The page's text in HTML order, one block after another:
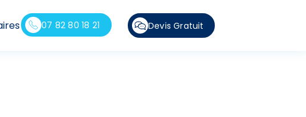
07 82 80 18 21 Devis Gratuit